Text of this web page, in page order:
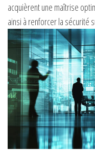
acquièrent une maîtrise
ainsi à renforcer la sécurité